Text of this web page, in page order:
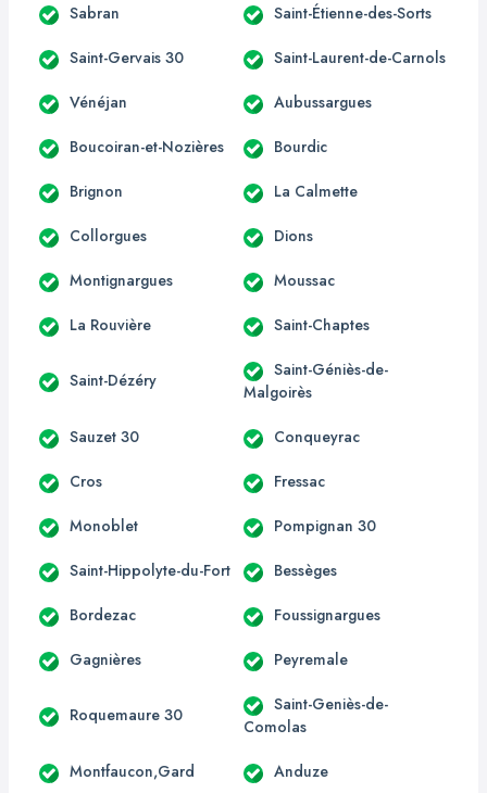
Sabran Saint-Étienne-des-Sorts
Saint-Gervais 30 Saint-Laurent-de-Carnols
Vénéjan Aubussargues
Boucoiran-et-Nozières Bourdic
Brignon La Calmette
Collorgues Dions
Montignargues Moussac
La Rouvière Saint-Chaptes
Saint-Dézéry
Saint-Géniès-de-
Malgoirès
Sauzet 30 Conqueyrac
Cros Fressac
Monoblet Pompignan 30
Saint-Hippolyte-du-Fort Bessèges
Bordezac Foussignargues
Gagnières Peyremale
Roquemaure 30
Saint-Geniès-de-
Comolas
Montfaucon,Gard Anduze